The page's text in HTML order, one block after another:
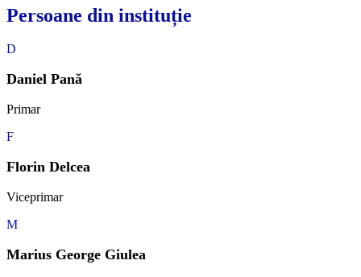
Persoane din instituție
D
Daniel Pană
Primar
F
Florin Delcea
Viceprimar
M
Marius George Giulea